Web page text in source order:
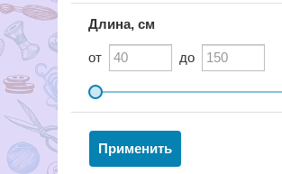
Длина, см
от до